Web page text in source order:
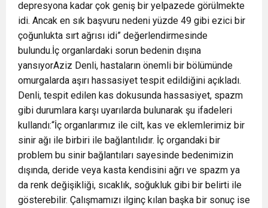
depresyona kadar çok geniş bir yelpazede görülmekte
idi. Ancak en sık başvuru nedeni yüzde 49 gibi ezici bir
çoğunlukta sırt ağrısı idi” değerlendirmesinde
bulundu.İç organlardaki sorun bedenin dışına
yansıyorAziz Denli, hastaların önemli bir bölümünde
omurgalarda aşırı hassasiyet tespit edildiğini açıkladı.
Denli, tespit edilen kas dokusunda hassasiyet, spazm
gibi durumlara karşı uyarılarda bulunarak şu ifadeleri
kullandı:“İç organlarımız ile cilt, kas ve eklemlerimiz bir
sinir ağı ile birbiri ile bağlantılıdır. İç organdaki bir
problem bu sinir bağlantıları sayesinde bedenimizin
dışında, deride veya kasta kendisini ağrı ve spazm ya
da renk değişikliği, sıcaklık, soğukluk gibi bir belirti ile
gösterebilir. Çalışmamızı ilginç kılan başka bir sonuç ise